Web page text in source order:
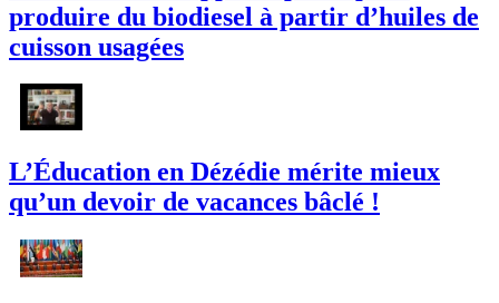
produire du biodiesel à partir d’huiles de
cuisson usagées
L’Éducation en Dézédie mérite mieux
qu’un devoir de vacances bâclé !